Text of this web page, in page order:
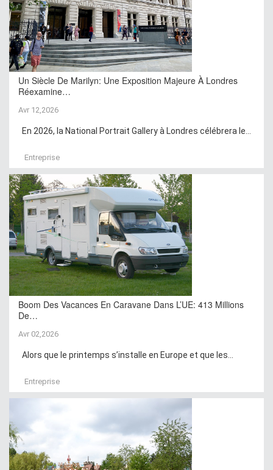
Un Siècle De Marilyn: Une Exposition Majeure À Londres
Réexamine…
Avr 12,2026
En 2026, la National Portrait Gallery à Londres célébrera le...
Entreprise
Boom Des Vacances En Caravane Dans L’UE: 413 Millions
De…
Avr 02,2026
Alors que le printemps s’installe en Europe et que les...
Entreprise